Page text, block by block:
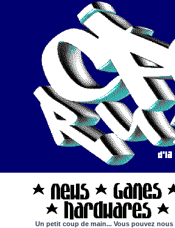
Un petit coup de main... Vous pouvez